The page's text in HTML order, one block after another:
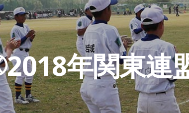
年関東